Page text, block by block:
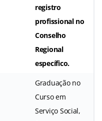
registro
profissional no
Conselho
Regional
específico.
Graduação no
Curso em
Serviço Social,